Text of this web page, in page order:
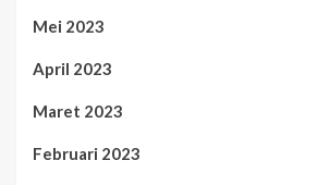
Mei 2023
April 2023
Maret 2023
Februari 2023